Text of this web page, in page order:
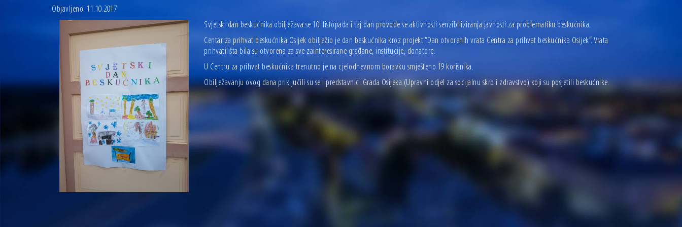
Objavljeno: 11.10.2017
Svjetski dan beskućnika obilježava se 10. listopada i taj dan provode se aktivnosti senzibiliziranja javnosti za problematiku beskućnika.
Centar za prihvat beskućnika Osijek obilježio je dan beskućnika kroz projekt “Dan otvorenih vrata Centra za prihvat beskućnika Osijek”. Vrata
prihvatilišta bila su otvorena za sve zainteresirane građane, institucije, donatore.
U Centru za prihvat beskućnika trenutno je na cjelodnevnom boravku smješteno 19 korisnika.
Obilježavanju ovog dana priključili su se i predstavnici Grada Osijeka (Upravni odjel za socijalnu skrb i zdravstvo) koji su posjetili beskućnike.